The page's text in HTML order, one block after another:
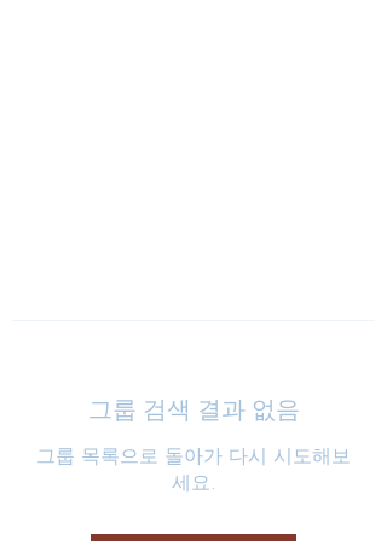
그룹 검색 결과 없음
그룹 목록으로 돌아가 다시 시도해보
세요.